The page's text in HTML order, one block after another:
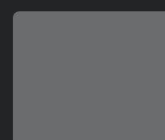
MUNDO